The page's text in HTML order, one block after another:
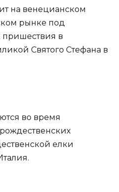
на венецианском
рынке под
пришествия в
Святого Стефана в
во время
елки